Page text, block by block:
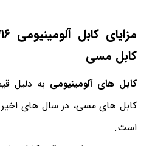
کابل مسی
کابل های آلومینیومی به دلیل
کابل های مسی، در سال های اخیر
است.